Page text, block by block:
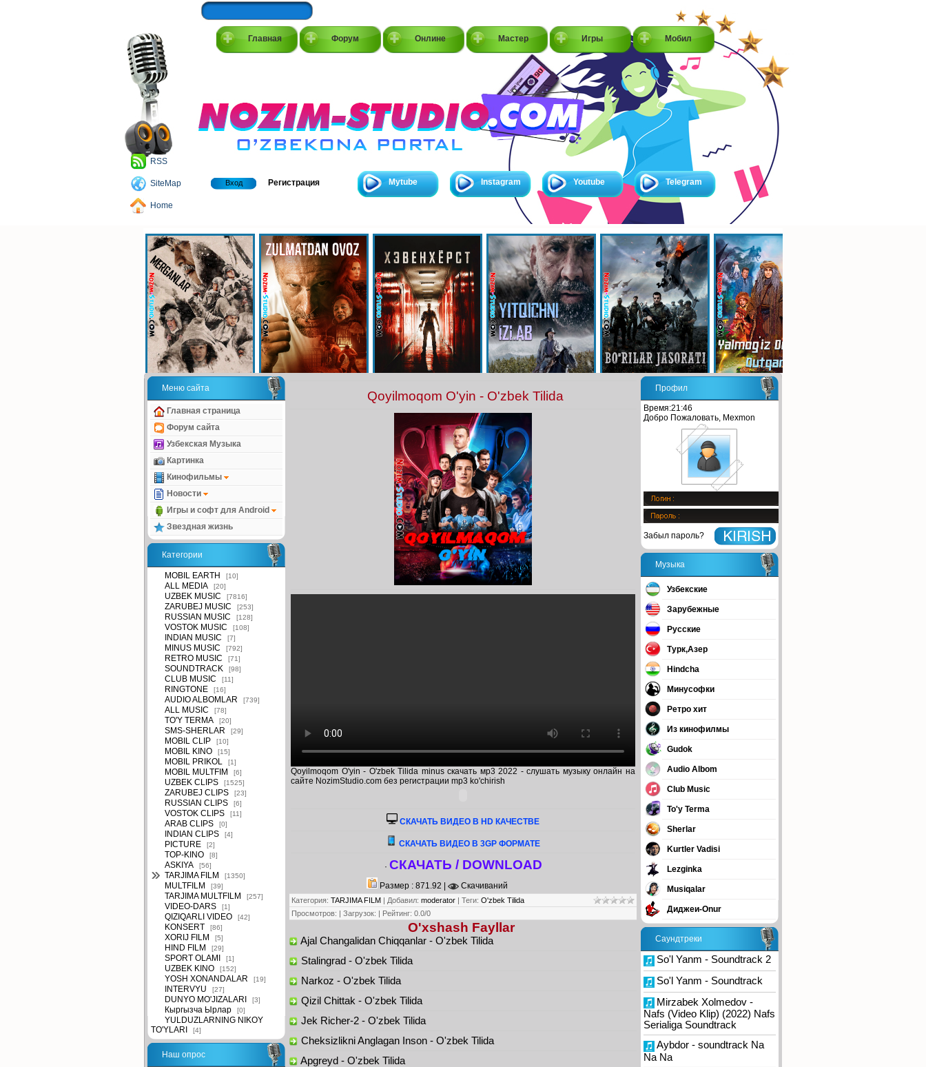
Главная Форум Онлине Мастер Игры Мобил
RSS
SiteMap
Home
Вход Регистрация Mytube Instagram Youtube Telegram
Меню сайта
Главная страница
Форум сайта
Узбекская Музыка
Картинка
Кинофильмы
Новости
Игры и софт для Android
Звездная жизнь
Категории
MOBIL EARTH [10]
ALL MEDIA [20]
UZBEK MUSIC [7816]
ZARUBEJ MUSIC [253]
RUSSIAN MUSIC [128]
VOSTOK MUSIC [108]
INDIAN MUSIC [7]
MINUS MUSIC [792]
RETRO MUSIC [71]
SOUNDTRACK [98]
CLUB MUSIC [11]
RINGTONE [16]
AUDIO ALBOMLAR [739]
ALL MUSIC [78]
TO'Y TERMA [20]
SMS-SHERLAR [29]
MOBIL CLIP [10]
MOBIL KINO [15]
MOBIL PRIKOL [1]
MOBIL MULTFIM [6]
UZBEK CLIPS [1525]
ZARUBEJ CLIPS [23]
RUSSIAN CLIPS [6]
VOSTOK CLIPS [11]
ARAB CLIPS [0]
INDIAN CLIPS [4]
PICTURE [2]
TOP-KINO [8]
ASKIYA [56]
TARJIMA FILM [1350]
MULTFILM [39]
TARJIMA MULTFILM [257]
VIDEO-DARS [1]
QIZIQARLI VIDEO [42]
KONSERT [86]
XORIJ FILM [5]
HIND FILM [29]
SPORT OLAMI [1]
UZBEK KINO [152]
YOSH XONANDALAR [19]
INTERVYU [27]
DUNYO MO'JIZALARI [3]
Кыргызча Ырлар [0]
YULDUZLARNING NIKOY
TO'YLARI
[4]
Наш опрос
Qoyilmoqom O'yin - O'zbek Tilida
Qoyilmoqom O'yin - O'zbek Tilida minus скачать мр3 2022 - слушать музыку онлайн на
сайте NozimStudio.com без регистрации mp3 ko'chirish
CКАЧАТЬ ВИДЕО В HD КАЧЕСТВЕ
СКАЧАТЬ ВИДЕО В 3GP ФОРМАТЕ
· СКАЧАТЬ / DOWNLOAD
Размер : 871.92 | Скачиваний
Категория: TARJIMA FILM | Добавил: moderator | Теги: O'zbek Tilida
Просмотров: | Загрузок: | Рейтинг: 0.0/0
O'xshash Fayllar
Ajal Changalidan Chiqqanlar - O'zbek Tilida
Stalingrad - O'zbek Tilida
Narkoz - O'zbek Tilida
Qizil Chittak - O'zbek Tilida
Jek Richer-2 - O'zbek Tilida
Cheksizlikni Anglagan Inson - O'zbek Tilida
Apgreyd - O'zbek Tilida
Профил
Время:21:46
Добро Пожаловать, Mexmon
Забыл пароль?
Музыка
Узбекские
Зарубежные
Русские
Турк,Азер
Hindcha
Минусофки
Ретро хит
Из кинофилмы
Gudok
Audio Albom
Club Music
To'y Terma
Sherlar
Kurtler Vadisi
Lezginka
Musiqalar
Диджеи-Onur
Саундтреки
So'l Yanm - Soundtrack 2
So'l Yanm - Soundtrack
Mirzabek Xolmedov -
Nafs (Video Klip) (2022) Nafs
Serialiga Soundtrack
Aybdor - soundtrack Na
Na Na